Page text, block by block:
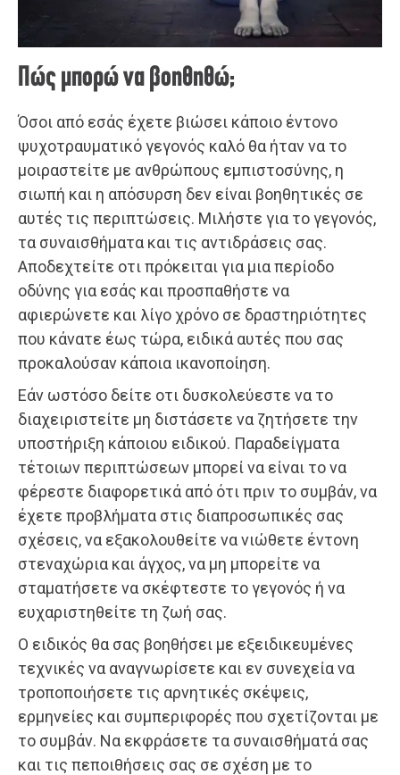
Πώς μπορώ να βοηθηθώ;
Όσοι από εσάς έχετε βιώσει κάποιο έντονο
ψυχοτραυματικό γεγονός καλό θα ήταν να το
μοιραστείτε με ανθρώπους εμπιστοσύνης, η
σιωπή και η απόσυρση δεν είναι βοηθητικές σε
αυτές τις περιπτώσεις. Μιλήστε για το γεγονός,
τα συναισθήματα και τις αντιδράσεις σας.
Αποδεχτείτε οτι πρόκειται για μια περίοδο
οδύνης για εσάς και προσπαθήστε να
αφιερώνετε και λίγο χρόνο σε δραστηριότητες
που κάνατε έως τώρα, ειδικά αυτές που σας
προκαλούσαν κάποια ικανοποίηση.
Εάν ωστόσο δείτε οτι δυσκολεύεστε να το
διαχειριστείτε μη διστάσετε να ζητήσετε την
υποστήριξη κάποιου ειδικού. Παραδείγματα
τέτοιων περιπτώσεων μπορεί να είναι το να
φέρεστε διαφορετικά από ότι πριν το συμβάν, να
έχετε προβλήματα στις διαπροσωπικές σας
σχέσεις, να εξακολουθείτε να νιώθετε έντονη
στεναχώρια και άγχος, να μη μπορείτε να
σταματήσετε να σκέφτεστε το γεγονός ή να
ευχαριστηθείτε τη ζωή σας.
Ο ειδικός θα σας βοηθήσει με εξειδικευμένες
τεχνικές να αναγνωρίσετε και εν συνεχεία να
τροποποιήσετε τις αρνητικές σκέψεις,
ερμηνείες και συμπεριφορές που σχετίζονται με
το συμβάν. Να εκφράσετε τα συναισθήματά σας
και τις πεποιθήσεις σας σε σχέση με το